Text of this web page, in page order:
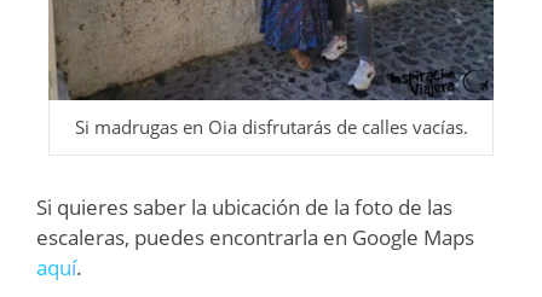
Si madrugas en Oia disfrutarás de calles vacías.
Si quieres saber la ubicación de la foto de las
escaleras, puedes encontrarla en Google Maps
aquí.